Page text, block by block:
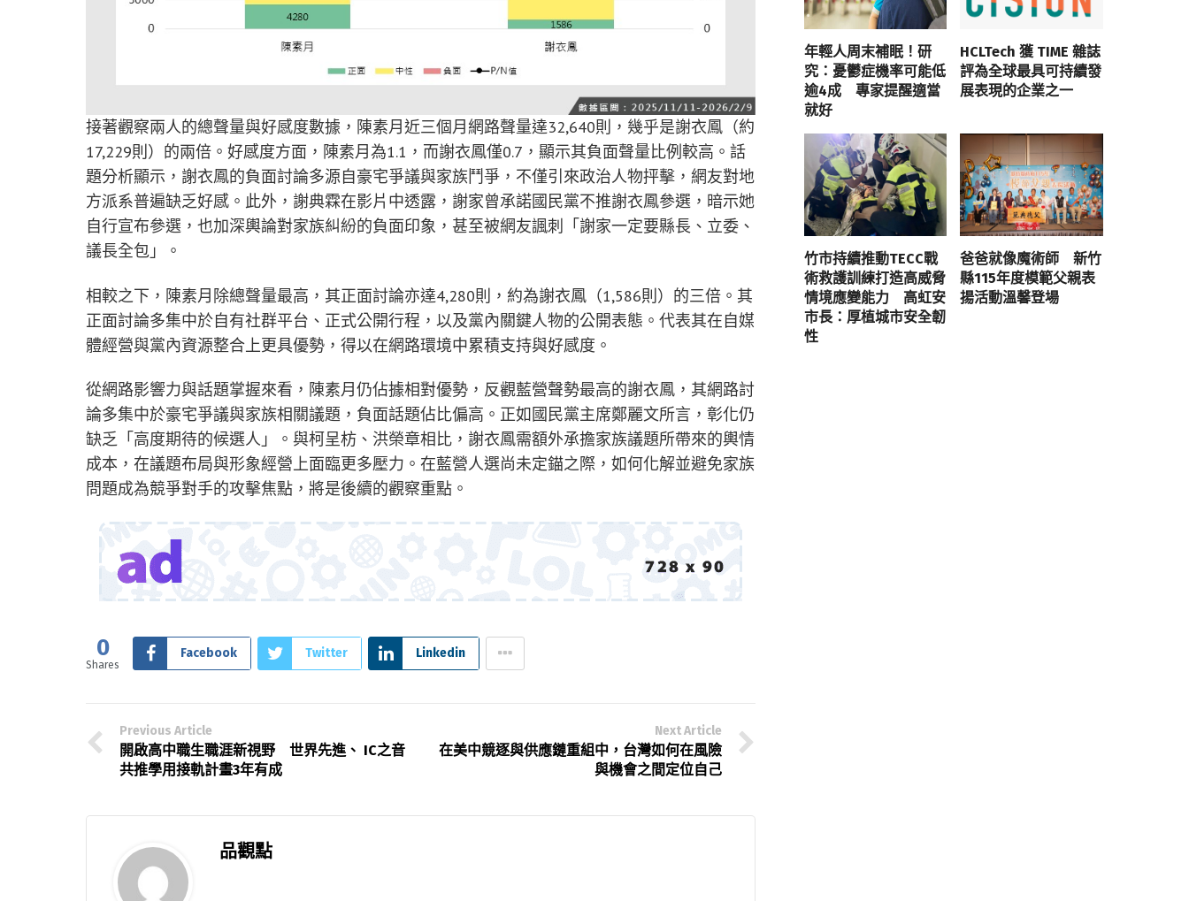
接著觀察兩人的總聲量與好感度數據，陳素月近三個月網路聲量達32,640則，幾乎是謝衣鳳（約
17,229則）的兩倍。好感度方面，陳素月為1.1，而謝衣鳳僅0.7，顯示其負面聲量比例較高。話
題分析顯示，謝衣鳳的負面討論多源自豪宅爭議與家族鬥爭，不僅引來政治人物抨擊，網友對地
方派系普遍缺乏好感。此外，謝典霖在影片中透露，謝家曾承諾國民黨不推謝衣鳳參選，暗示她
自行宣布參選，也加深輿論對家族糾紛的負面印象，甚至被網友諷刺「謝家一定要縣長、立委、
議長全包」。
相較之下，陳素月除總聲量最高，其正面討論亦達4,280則，約為謝衣鳳（1,586則）的三倍。其
正面討論多集中於自有社群平台、正式公開行程，以及黨內關鍵人物的公開表態。代表其在自媒
體經營與黨內資源整合上更具優勢，得以在網路環境中累積支持與好感度。
從網路影響力與話題掌握來看，陳素月仍佔據相對優勢，反觀藍營聲勢最高的謝衣鳳，其網路討
論多集中於豪宅爭議與家族相關議題，負面話題佔比偏高。正如國民黨主席鄭麗文所言，彰化仍
缺乏「高度期待的候選人」。與柯呈枋、洪榮章相比，謝衣鳳需額外承擔家族議題所帶來的輿情
成本，在議題布局與形象經營上面臨更多壓力。在藍營人選尚未定錨之際，如何化解並避免家族
問題成為競爭對手的攻擊焦點，將是後續的觀察重點。
0
Shares
Facebook Twitter Linkedin
Previous Article
開啟高中職生職涯新視野 世界先進、 IC之音
共推學用接軌計畫3年有成
Next Article
在美中競逐與供應鏈重組中，台灣如何在風險
與機會之間定位自己
品觀點
年輕人周末補眠！研
究：憂鬱症機率可能低
逾4成 專家提醒適當
就好
HCLTech 獲 TIME 雜誌
評為全球最具可持續發
展表現的企業之一
竹市持續推動TECC戰
術救護訓練打造高威脅
情境應變能力 高虹安
市長：厚植城市安全韌
性
爸爸就像魔術師 新竹
縣115年度模範父親表
揚活動溫馨登場